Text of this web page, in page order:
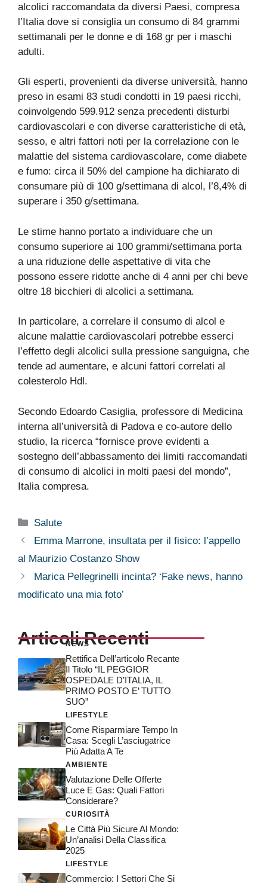
alcolici raccomandata da diversi Paesi, compresa
l’Italia dove si consiglia un consumo di 84 grammi
settimanali per le donne e di 168 gr per i maschi
adulti.
Gli esperti, provenienti da diverse università, hanno
preso in esami 83 studi condotti in 19 paesi ricchi,
coinvolgendo 599.912 senza precedenti disturbi
cardiovascolari e con diverse caratteristiche di età,
sesso, e altri fattori noti per la correlazione con le
malattie del sistema cardiovascolare, come diabete
e fumo: circa il 50% del campione ha dichiarato di
consumare più di 100 g/settimana di alcol, l’8,4% di
superare i 350 g/settimana.
Le stime hanno portato a individuare che un
consumo superiore ai 100 grammi/settimana porta
a una riduzione delle aspettative di vita che
possono essere ridotte anche di 4 anni per chi beve
oltre 18 bicchieri di alcolici a settimana.
In particolare, a correlare il consumo di alcol e
alcune malattie cardiovascolari potrebbe esserci
l’effetto degli alcolici sulla pressione sanguigna, che
tende ad aumentare, e alcuni fattori correlati al
colesterolo Hdl.
Secondo Edoardo Casiglia, professore di Medicina
interna all’università di Padova e co-autore dello
studio, la ricerca “fornisce prove evidenti a
sostegno dell’abbassamento dei limiti raccomandati
di consumo di alcolici in molti paesi del mondo”,
Italia compresa.
Categorie
Salute
Emma Marrone, insultata per il fisico: l’appello
al Maurizio Costanzo Show
Marica Pellegrinelli incinta? ‘Fake news, hanno
modificato una mia foto’
Articoli Recenti
NEWS
Rettifica Dell’articolo Recante
Il Titolo “IL PEGGIOR
OSPEDALE D’ITALIA, IL
PRIMO POSTO E’ TUTTO
SUO”
LIFESTYLE
Come Risparmiare Tempo In
Casa: Scegli L’asciugatrice
Più Adatta A Te
AMBIENTE
Valutazione Delle Offerte
Luce E Gas: Quali Fattori
Considerare?
CURIOSITÀ
Le Città Più Sicure Al Mondo:
Un’analisi Della Classifica
2025
LIFESTYLE
Commercio: I Settori Che Si